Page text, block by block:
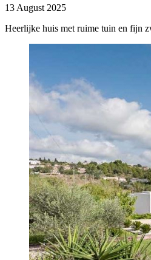
13 August 2025
Heerlijke huis met ruime tuin en fijn